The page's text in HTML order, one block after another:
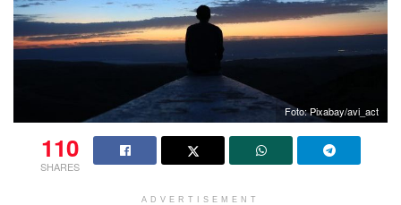
Foto: Pixabay/avi_act
110
SHARES
ADVERTISEMENT